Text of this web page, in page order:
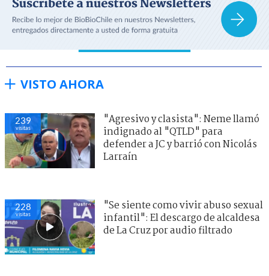
VISTO AHORA
239
visitas
"Agresivo y clasista": Neme llamó
indignado al "QTLD" para
defender a JC y barrió con Nicolás
Larraín
228
visitas
"Se siente como vivir abuso sexual
infantil": El descargo de alcaldesa
de La Cruz por audio filtrado